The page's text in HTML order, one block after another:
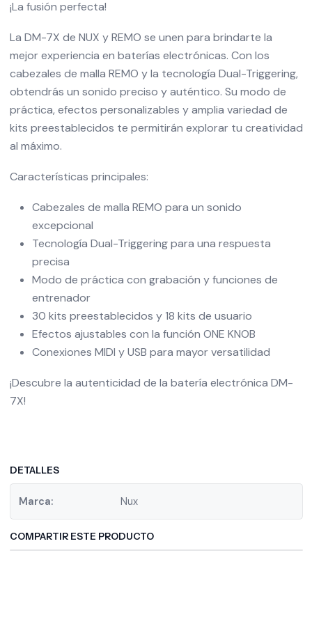
¡La fusión perfecta!
La DM-7X de NUX y REMO se unen para brindarte la
mejor experiencia en baterías electrónicas. Con los
cabezales de malla REMO y la tecnología Dual-Triggering,
obtendrás un sonido preciso y auténtico. Su modo de
práctica, efectos personalizables y amplia variedad de
kits preestablecidos te permitirán explorar tu creatividad
al máximo.
Características principales:
Cabezales de malla REMO para un sonido
excepcional
Tecnología Dual-Triggering para una respuesta
precisa
Modo de práctica con grabación y funciones de
entrenador
30 kits preestablecidos y 18 kits de usuario
Efectos ajustables con la función ONE KNOB
Conexiones MIDI y USB para mayor versatilidad
¡Descubre la autenticidad de la batería electrónica DM-
7X!
DETALLES
Marca: Nux
COMPARTIR ESTE PRODUCTO